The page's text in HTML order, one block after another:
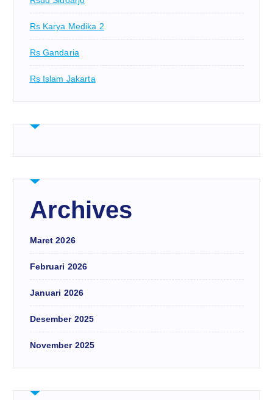
Rs Karya Medika 2
Rs Gandaria
Rs Islam Jakarta
Archives
Maret 2026
Februari 2026
Januari 2026
Desember 2025
November 2025